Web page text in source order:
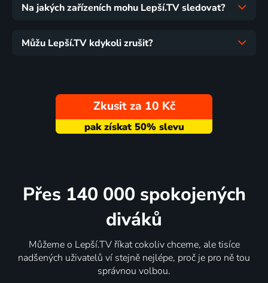
Na jakých zařízeních mohu Lepší.TV sledovat?
Můžu Lepší.TV kdykoli zrušit?
Zkusit za 10 Kč
Přes 140 000 spokojených
diváků
Můžeme o Lepší.TV říkat cokoliv chceme, ale tisíce
nadšených uživatelů ví stejně nejlépe, proč je pro ně tou
správnou volbou.